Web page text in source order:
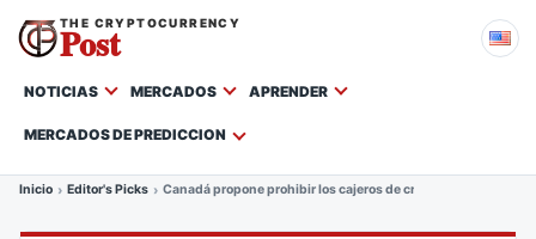
THE CRYPTOCURRENCY
Post
NOTICIAS MERCADOS APRENDER
MERCADOS DE PREDICCION
Inicio Editor's Picks Canadá propone prohibir los cajeros de criptomonedas tras